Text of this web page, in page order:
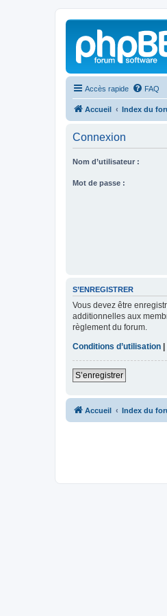
Accès rapide FAQ
Accueil Index du
Connexion
Nom d’utilisateur :
Mot de passe :
S’ENREGISTRER
Vous devez être
additionnelles aux
règlement du forum.
Conditions d’utilisation
S’enregistrer
Accueil Index du